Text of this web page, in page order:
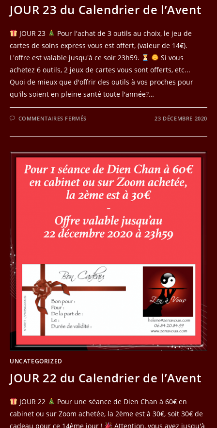
JOUR 23 du Calendrier de l’Avent
JOUR 23
Pour l'achat de 3 outils au choix, le jeu de
cartes de soins express vous est offert, (valeur de 14€).
L'offre est valable jusqu'à ce soir 23h59.
Si vous
achetez 6 outils, 2 jeux de cartes vous sont offerts, etc...
Quoi de mieux que d'offrir des outils à vos proches pour
qu'ils soient en pleine santé toute l'année?…
COMMENTAIRES FERMÉS
DU
L’AVENT
23 DÉCEMBRE 2020
UNCATEGORIZED
JOUR 22 du Calendrier de l’Avent
JOUR 22
Pour une séance de Dien Chan à 60€ en
cabinet ou sur Zoom achetée, la 2ème est à 30€, soit 30€ de
cadeau pour ce 14ème jour !
Attention, vous avez jusqu'à